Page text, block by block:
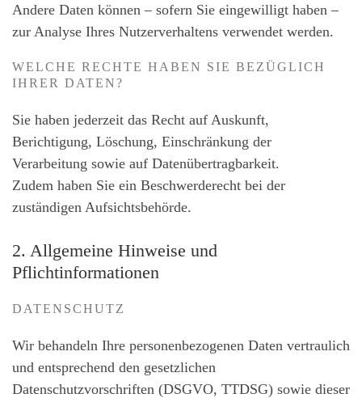
Andere Daten können – sofern Sie eingewilligt haben –
zur Analyse Ihres Nutzerverhaltens verwendet werden.
WELCHE RECHTE HABEN SIE BEZÜGLICH
IHRER DATEN?
Sie haben jederzeit das Recht auf Auskunft,
Berichtigung, Löschung, Einschränkung der
Verarbeitung sowie auf Datenübertragbarkeit.
Zudem haben Sie ein Beschwerderecht bei der
zuständigen Aufsichtsbehörde.
2. Allgemeine Hinweise und
Pflichtinformationen
DATENSCHUTZ
Wir behandeln Ihre personenbezogenen Daten vertraulich
und entsprechend den gesetzlichen
Datenschutzvorschriften (DSGVO, TTDSG) sowie dieser